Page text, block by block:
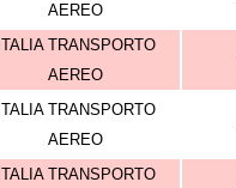
AEREO
ITALIA TRANSPORTO
AEREO
ITALIA TRANSPORTO
AEREO
ITALIA TRANSPORTO